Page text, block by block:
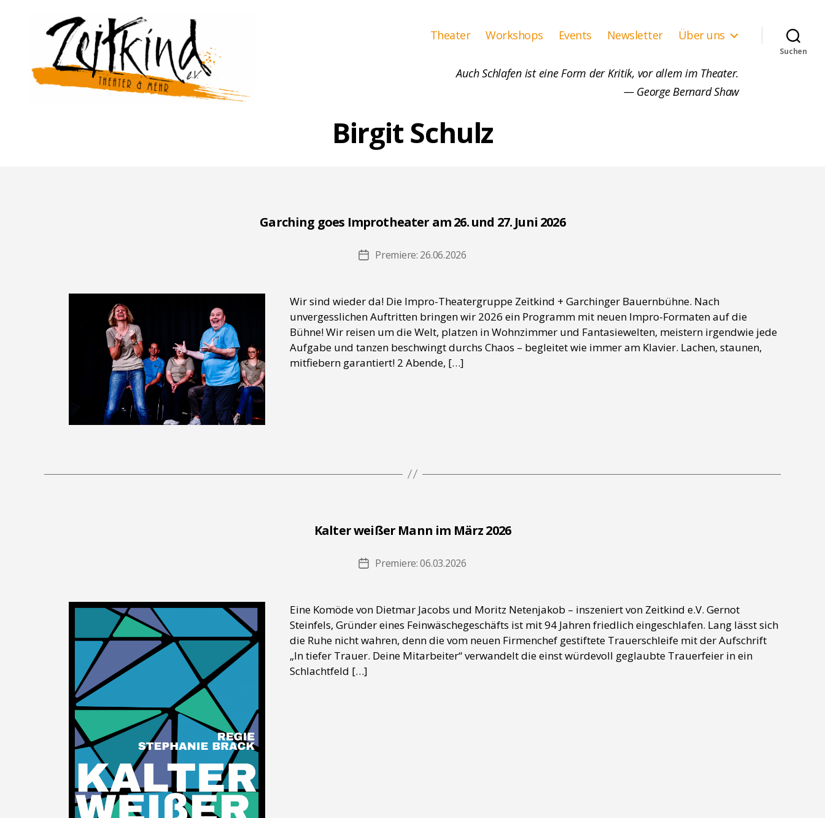
Theater Workshops Events Newsletter Über uns
Suchen
Auch Schlafen ist eine Form der Kritik, vor allem im Theater.
— George Bernard Shaw
Birgit Schulz
Garching goes Improtheater am 26. und 27. Juni 2026
Beitragsdatum
Premiere: 26.06.2026
Wir sind wieder da! Die Impro-Theatergruppe Zeitkind + Garchinger Bauernbühne. Nach
unvergesslichen Auftritten bringen wir 2026 ein Programm mit neuen Impro-Formaten auf die
Bühne! Wir reisen um die Welt, platzen in Wohnzimmer und Fantasiewelten, meistern irgendwie jede
Aufgabe und tanzen beschwingt durchs Chaos – begleitet wie immer am Klavier. Lachen, staunen,
mitfiebern garantiert! 2 Abende, […]
Kalter weißer Mann im März 2026
Beitragsdatum
Premiere: 06.03.2026
Eine Komöde von Dietmar Jacobs und Moritz Netenjakob – inszeniert von Zeitkind e.V. Gernot
Steinfels, Gründer eines Feinwäschegeschäfts ist mit 94 Jahren friedlich eingeschlafen. Lang lässt sich
die Ruhe nicht wahren, denn die vom neuen Firmenchef gestiftete Trauerschleife mit der Aufschrift
„In tiefer Trauer. Deine Mitarbeiter“ verwandelt die einst würdevoll geglaubte Trauerfeier in ein
Schlachtfeld […]